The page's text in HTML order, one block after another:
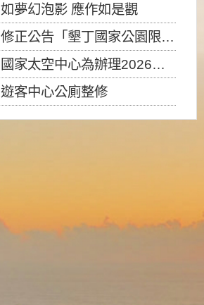
如夢幻泡影 應作如是觀
修正公告「墾丁國家公園限制水域遊憩活動之種類、範圍、時間及行為」，自即日生效。
國家太空中心為辦理2026台灣盃火箭競賽，陸、海、空域警戒及協調相關事宜，因颱風備案事宜
遊客中心公廁整修